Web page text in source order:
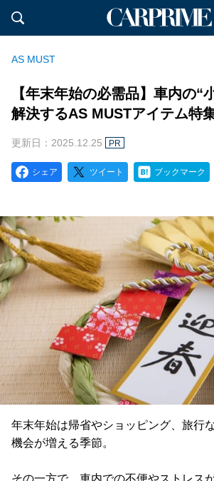
AS MUST
【年末年始の必需品】車内の“
解決するAS MUSTアイテム特
更新日：2025.12.25 PR
シェア ツイート ブックマーク
年末年始は帰省やショッピング、旅行
機会が増える季節。